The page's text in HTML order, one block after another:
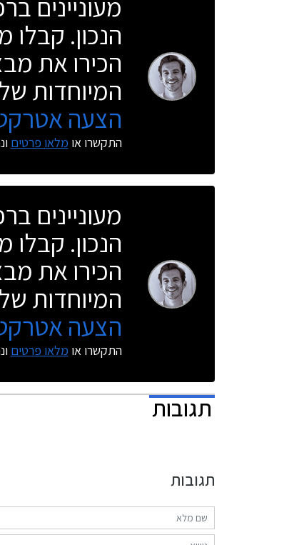
הנכון. קבלו
הכירו את
המיוחדות
הצעה
התקשרו או מלאו פרטים
מעוניינים
הנכון. קבלו
הכירו את
המיוחדות
הצעה
התקשרו או מלאו פרטים
תגובות
תגובות